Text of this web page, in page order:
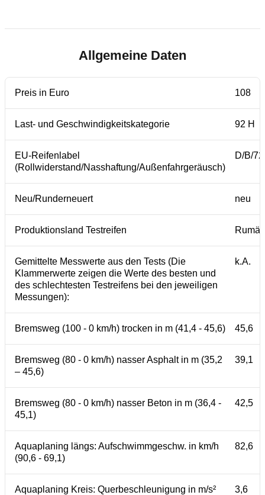
Allgemeine Daten
Preis in Euro 108
Last- und Geschwindigkeitskategorie 92 H
EU-Reifenlabel
(Rollwiderstand/Nasshaftung/Außenfahrgeräusch)
D/B/
Neu/Runderneuert neu
Produktionsland Testreifen
Gemittelte Messwerte aus den Tests (Die
Klammerwerte zeigen die Werte des besten und
des schlechtesten Testreifens bei den jeweiligen
Messungen):
k.A.
Bremsweg (100 - 0 km/h) trocken in m (41,4 - 45,6) 45,6
Bremsweg (80 - 0 km/h) nasser Asphalt in m (35,2
– 45,6)
39,1
Bremsweg (80 - 0 km/h) nasser Beton in m (36,4 -
45,1)
42,5
Aquaplaning längs: Aufschwimmgeschw. in km/h
(90,6 - 69,1)
82,6
Aquaplaning Kreis: Querbeschleunigung in m/s²
3,6